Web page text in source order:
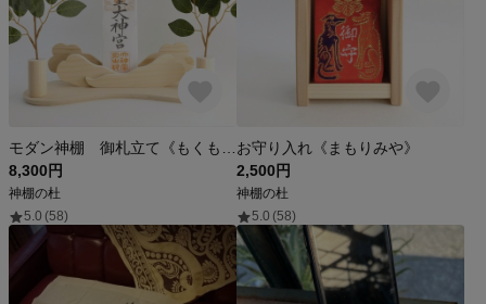
8,300円
神棚の杜
5.0 (58)
お守り入れ《まもりみや》
2,500円
神棚の杜
5.0 (58)